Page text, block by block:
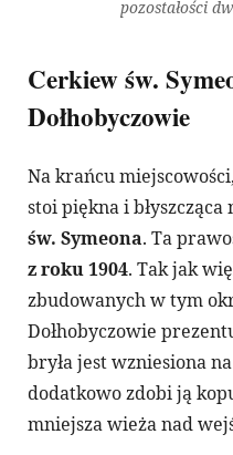
pozostałości
Cerkiew św.
Dołhobyczowie
Na krańcu
stoi piękna i błyszcząca
św. Symeona. Ta
z roku 1904. Tak jak
zbudowanych w tym
Dołhobyczowie
bryła jest wzniesiona
dodatkowo zdobi ją
mniejsza wieża nad